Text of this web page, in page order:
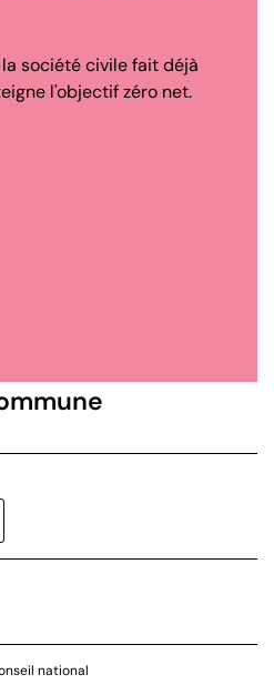
société civile fait déjà
l'objectif zéro net.
national